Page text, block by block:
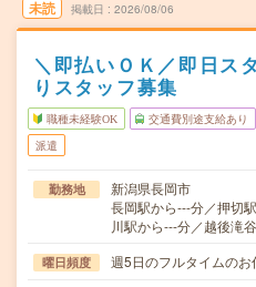
未読 掲載日 2026/08/06
＼即払いＯＫ／即日ス
りスタッフ募集
職種未経験OK 交通費別途支給あり
派遣
勤務地
新潟県長岡市
長岡駅から---分／押切
川駅から---分／越後滝
曜日頻度 週5日のフルタイムのお